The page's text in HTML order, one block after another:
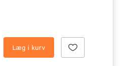
Læg i kurv